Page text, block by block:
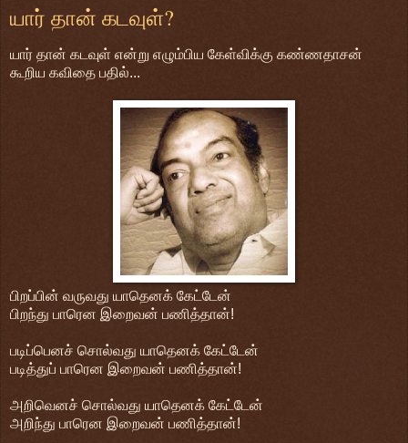
யார் தான் கடவுள்?
யார் தான் கடவுள் என்று எழும்பிய கேள்விக்கு கண்ணதாசன்
கூறிய கவிதை பதில்...
பிறப்பின் வருவது யாதெனக் கேட்டேன்
பிறந்து பாரென இறைவன் பணித்தான்!
படிப்பெனச் சொல்வது யாதெனக் கேட்டேன்
படித்துப் பாரென இறைவன் பணித்தான்!
அறிவெனச் சொல்வது யாதெனக் கேட்டேன்
அறிந்து பாரென இறைவன் பணித்தான்!